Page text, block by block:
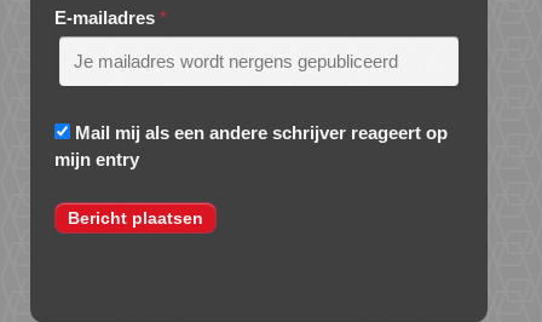
E-mailadres *
Mail mij als een andere schrijver reageert op
mijn entry